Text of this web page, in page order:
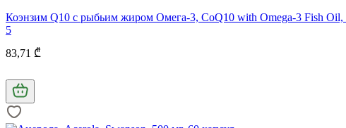
Коэнзим Q10 с рыбьим жиром Омега-3, CoQ10 with Omega-3 Fish Oil,
5
83,71 ₾